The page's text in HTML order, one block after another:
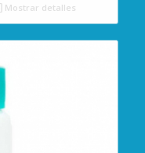
Mostrar detalles